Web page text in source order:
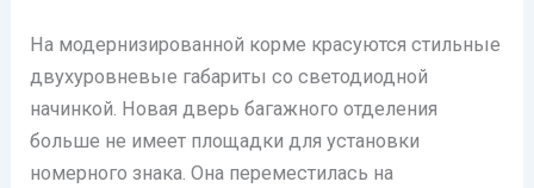
На модернизированной корме красуются стильные
двухуровневые габариты со светодиодной
начинкой. Новая дверь багажного отделения
больше не имеет площадки для установки
номерного знака. Она переместилась на